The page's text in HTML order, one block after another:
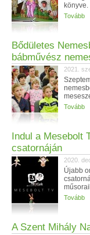
könyve.
Tovább
Bődületes
bábművész
2021.
Tovább
Indul a Mesebolt
csatornáján
2020.
Újabb
Tovább
A Szent Mihály